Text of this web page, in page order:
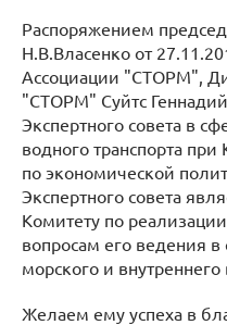
Распоряжением
Н.В.Власенко от
Ассоциации "СТОРМ",
"СТОРМ" Суйтс
Экспертного совета в
водного транспорта
по экономической
Экспертного совета
Комитету по
вопросам его ведения в
морского и внутреннего
Желаем ему успеха в